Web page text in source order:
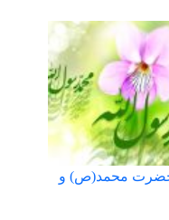
حضرت محمد(ص) و